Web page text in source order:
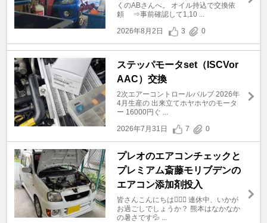
くのABさんへ。 オイル持込で交換依
頼 ⇒事前確認して1,10 ...
2026年8月2日
3 0
ステッパモータset（ISCVor
AAC）交換
2次エアーコントロールバルブ 2026年
4月生産の 出来立てホヤホヤのモータ
ー 16000円ぐ ...
2026年7月31日
7 0
プレオのエアコンチェックと
プレミアム斎藤モリブデンの
エアコン添加剤投入
皆さんこんにちは🙋🏻‍♂️ 連休中、いかが
お過ごしでしょうか？ 熊本はなかなか
の暑さです💦 ...